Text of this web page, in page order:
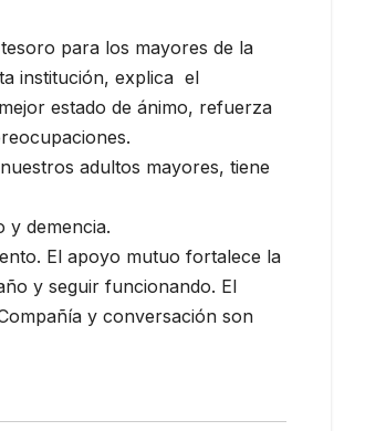
para los mayores de la
institución, explica el
estado de ánimo, refuerza
adultos mayores, tiene
y demencia.
El apoyo mutuo fortalece la
y seguir funcionando. El
y conversación son